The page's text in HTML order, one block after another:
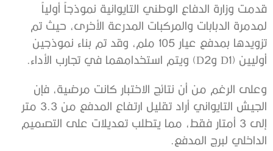
قدمت وزارة الدفاع الوطني التايوانية نموذجاً أولياً
لمدمرة الدبابات والمركبات المدرعة الأخرى، حيث تم
تزويدها بمدفع عيار 105 ملم، وقد تم بناء نموذجين
أوليين (D1 وD2) ويتم استخدامهما في تجارب الأداء.
وعلى الرغم من أن نتائج الاختبار كانت مرضية، فإن
الجيش التايواني أراد تقليل ارتفاع المدفع من 3.3 متر
إلى 3 أمتار فقط، مما يتطلب تعديلات على التصميم
الداخلي لبرج المدفع.